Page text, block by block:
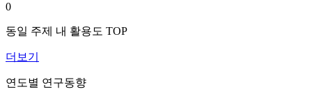
0
동일 주제 내 활용도 TOP
더보기
연도별 연구동향